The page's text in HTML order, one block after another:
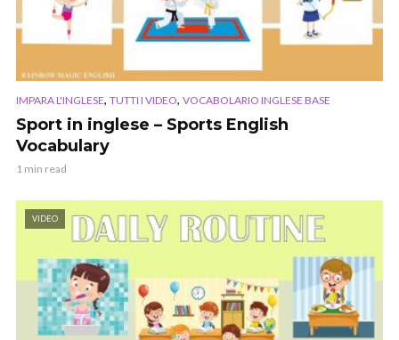
IMPARA L'INGLESE, TUTTI I VIDEO, VOCABOLARIO INGLESE BASE
Sport in inglese – Sports English
Vocabulary
1 min read
VIDEO